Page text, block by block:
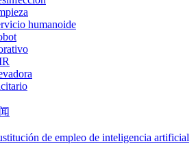
humanoide
de empleo de inteligencia artificial